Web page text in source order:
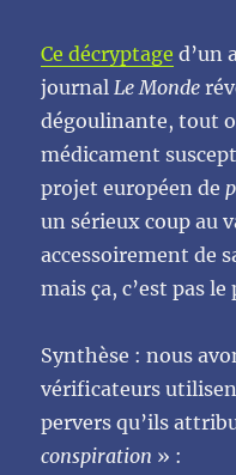
Ce décryptage d’un
journalLe Monde
dégoulinante, tout
médicament
projet européen de
un sérieux coup au
accessoirement de
mais ça, c’est pas
Synthèse : nous
vérificateurs
pervers qu’ils
conspiration » :